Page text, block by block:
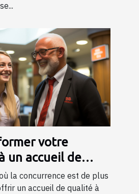
votre
un accueil de
la concurrence est de plus
un accueil de qualité à